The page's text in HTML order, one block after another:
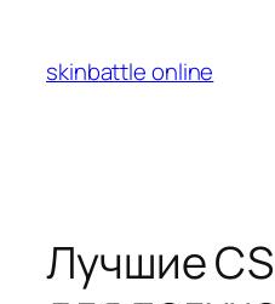
содержимому
skinbattle online
Лучшие